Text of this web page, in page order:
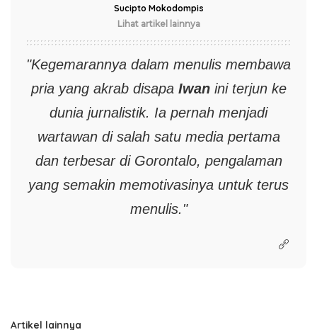
Sucipto Mokodompis
Lihat artikel lainnya
"Kegemarannya dalam menulis membawa
pria yang akrab disapa Iwanini terjun ke
dunia jurnalistik. Ia pernah menjadi
wartawan di salah satu media pertama
dan terbesar di Gorontalo, pengalaman
yang semakin memotivasinya untuk terus
menulis."
Artikel lainnya